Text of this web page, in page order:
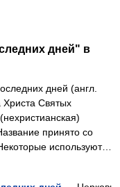
дней" в
дней (англ.
Святых
принято со
используют…